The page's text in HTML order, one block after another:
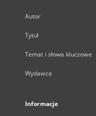
Autor
Tytuł
Temat i słowa kluczowe
Wydawca
Informacje